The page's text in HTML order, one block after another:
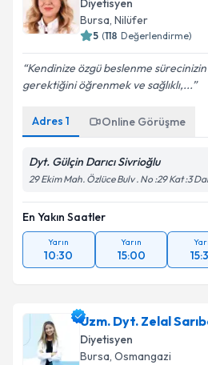
Diyetisyen
Bursa, Nilüfer
5 (118 Değerlendirme)
Kendinize özgü beslenme sürecinizin
gerektiğini öğrenmek ve sağlıklı,...
Adres 1 Online Görüşme
Dyt. Gülçin Darıcı Sivrioğlu
29 Ekim Mah. Özlüce Bulv . No :29 Kat :3
En Yakın Saatler
Yarın
10:30
Yarın
15:00
Uzm. Dyt. Zelal
Diyetisyen
Bursa, Osmangazi